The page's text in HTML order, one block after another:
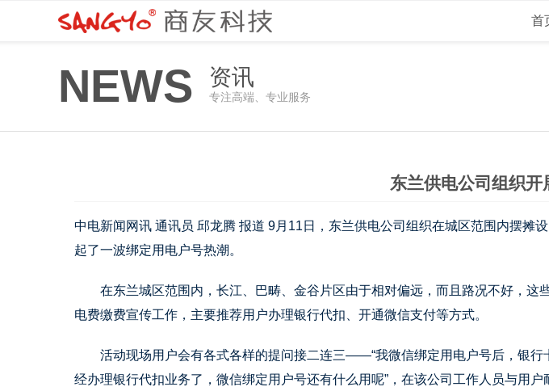
首
NEWS 资讯
专注高端、专业服务
东兰供电公司组织
中电新闻网讯 通讯员 邱龙腾 报道 9月11日，东兰供电公司组织在城区范围内摆摊
起了一波绑定用电户号热潮。
在东兰城区范围内，长江、巴畴、金谷片区由于相对偏远，而且路况不好，这
电费缴费宣传工作，主要推荐用户办理银行代扣、开通微信支付等方式。
活动现场用户会有各式各样的提问接二连三——“我微信绑定用电户号后，银行
经办理银行代扣业务了，微信绑定用户号还有什么用呢”，在该公司工作人员与用